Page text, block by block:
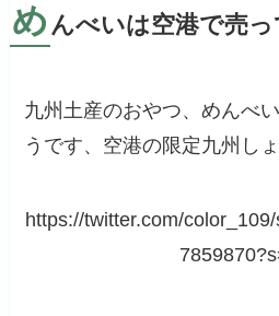
め んべいは空港で売っ
九州土産のおやつ、めんべ
うです、空港の限定九州し
https://twitter.com/